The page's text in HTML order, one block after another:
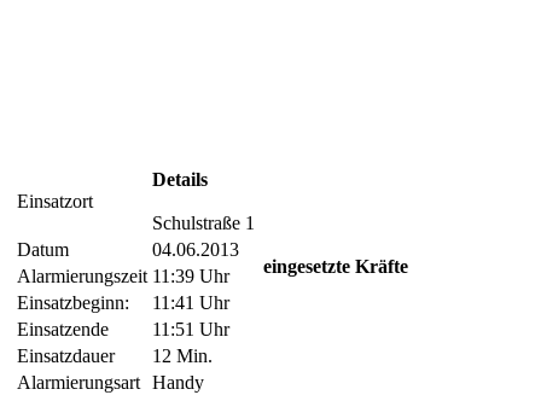
Einsatzort
Details
Schulstraße 1
Datum
04.06.2013
Alarmierungszeit 11:39 Uhr
Einsatzbeginn:
11:41 Uhr
Einsatzende
11:51 Uhr
Einsatzdauer
12 Min.
Alarmierungsart Handy
eingesetzte Kräfte